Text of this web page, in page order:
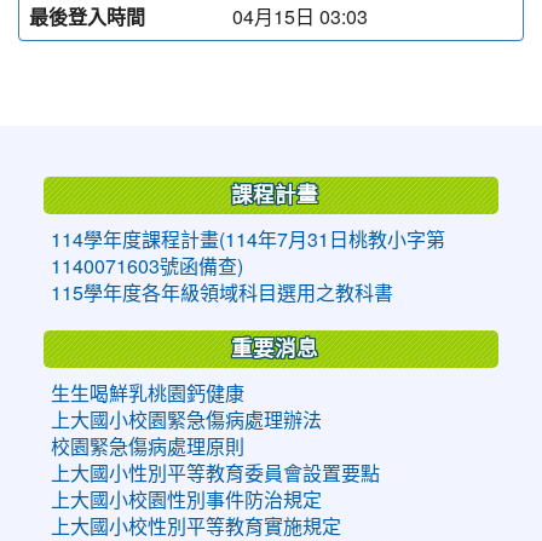
最後登入時間
04月15日 03:03
課程計畫
114學年度課程計畫(114年7月31日桃教小字第
1140071603號函備查)
115學年度各年級領域科目選用之教科書
重要消息
生生喝鮮乳桃園鈣健康
上大國小校園緊急傷病處理辦法
校園緊急傷病處理原則
上大國小性別平等教育委員會設置要點
上大國小校園性別事件防治規定
上大國小校性別平等教育實施規定